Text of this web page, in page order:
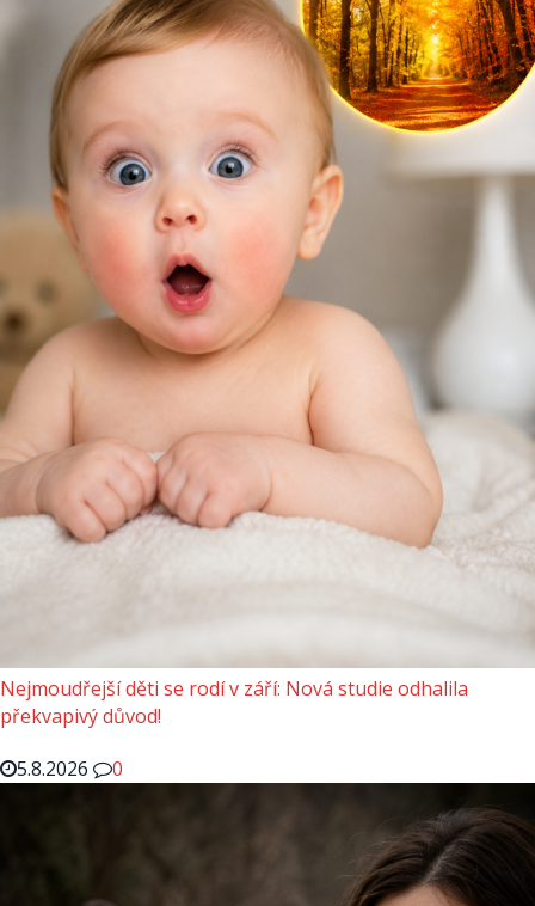
Nejmoudřejší děti se rodí v září: Nová studie odhalila
překvapivý důvod!
5.8.2026
0